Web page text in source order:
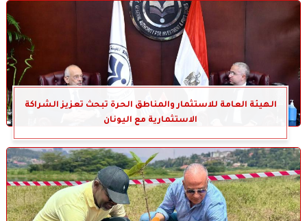
الهيئة العامة للاستثمار والمناطق الحرة تبحث تعزيز الشراكة
الاستثمارية مع اليونان